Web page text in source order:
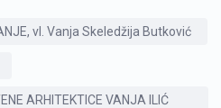
vl. Vanja Skeledžija Butković
ARHITEKTICE VANJA ILIĆ